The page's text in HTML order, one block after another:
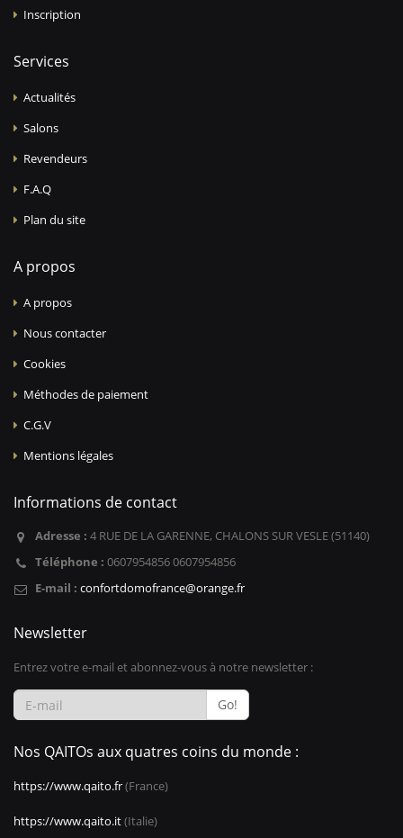
Inscription
Services
Actualités
Salons
Revendeurs
F.A.Q
Plan du site
A propos
A propos
Nous contacter
Cookies
Méthodes de paiement
C.G.V
Mentions légales
Informations de contact
Adresse : 4 RUE DE LA GARENNE, CHALONS SUR VESLE (51140)
Téléphone : 0607954856 0607954856
E-mail : confortdomofrance@orange.fr
Newsletter
Entrez votre e-mail et abonnez-vous à notre newsletter :
Go!
Nos QAITOs aux quatres coins du monde :
https://www.qaito.fr(France)
https://www.qaito.it(Italie)